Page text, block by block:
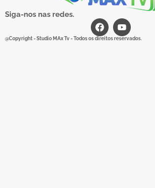
Siga-nos nas redes.
@Copyright - Studio MAx Tv - Todos os direitos reservados.